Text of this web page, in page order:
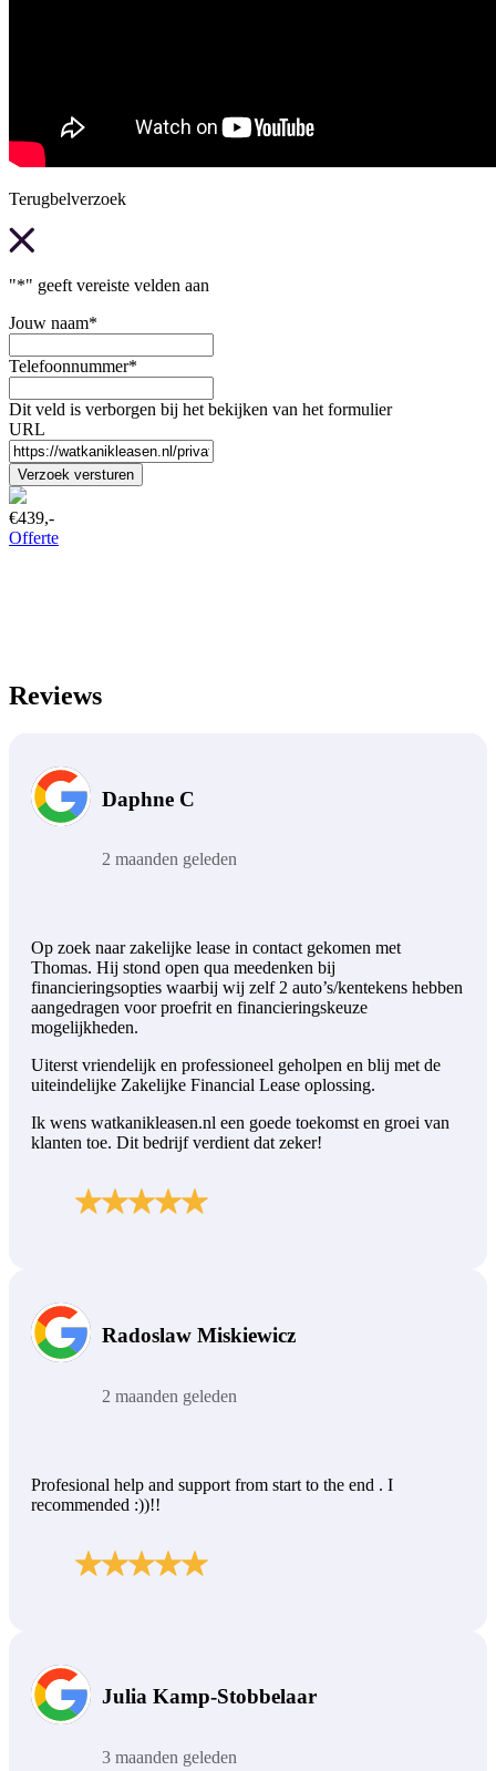
Terugbelverzoek
"*" geeft vereiste velden aan
Jouw naam*
Telefoonnummer*
Dit veld is verborgen bij het bekijken van het formulier
URL
€439,-
Offerte
Reviews
Daphne C
2 maanden geleden
Op zoek naar zakelijke lease in contact gekomen met
Thomas. Hij stond open qua meedenken bij
financieringsopties waarbij wij zelf 2 auto’s/kentekens hebben
aangedragen voor proefrit en financieringskeuze
mogelijkheden.
Uiterst vriendelijk en professioneel geholpen en blij met de
uiteindelijke Zakelijke Financial Lease oplossing.
Ik wens watkanikleasen.nl een goede toekomst en groei van
klanten toe. Dit bedrijf verdient dat zeker!
Radoslaw Miskiewicz
2 maanden geleden
Profesional help and support from start to the end . I
recommended :))!!
Julia Kamp-Stobbelaar
3 maanden geleden